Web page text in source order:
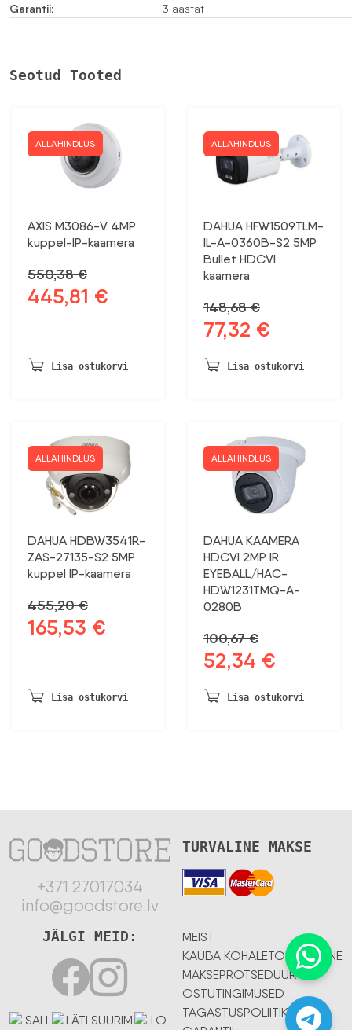
Garantii: 3 aastat
Seotud Tooted
ALLAHINDLUS
AXIS M3086-V 4MP
kuppel-IP-kaamera
550,38€
Algne
445,81 €
Lisa ostukorvi
ALLAHINDLUS
DAHUA HFW1509TLM-
IL-A-0360B-S2 5MP
Bullet HDCVI
kaamera
148,68€
Algne
oli:
77,32 €
on:
Lisa ostukorvi
ALLAHINDLUS
DAHUA HDBW3541R-
ZAS-27135-S2 5MP
kuppel IP-kaamera
455,20€
Algne
165,53 €
Lisa ostukorvi
ALLAHINDLUS
DAHUA KAAMERA
HDCVI 2MP IR
EYEBALL/HAC-
HDW1231TMQ-A-
0280B
100,67€
Algne
oli:
52,34 €
on:
Lisa ostukorvi
+371 27017034
info@goodstore.lv
TURVALINE MAKSE
MEIST
KAUBA KOHALETOIMETAMINE
MAKSEPROTSEDUUR
OSTUTINGIMUSED
TAGASTUSPOLIITIKA
JÄLGI MEID: